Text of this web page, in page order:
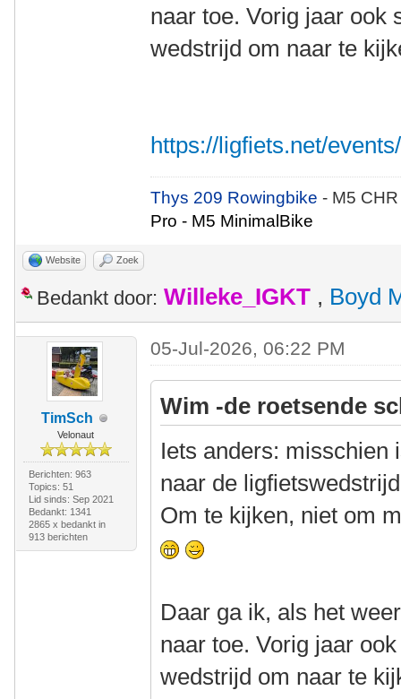
naar toe. Vorig jaar ook
wedstrijd om naar te
https://ligfiets.net/
Thys 209 Rowingbike- M5
Pro - M5 MinimalBike
Website Zoek
Bedankt door: Willeke_IGKT , Boyd
TimSch
Velonaut
Berichten: 963
Topics: 51
Lid sinds: Sep 2021
Bedankt: 1341
2865 x bedankt in
913 berichten
05-Jul-2026, 06:22 PM
Wim -de roetsende
Iets anders: misschien
naar de
Om te kijken, niet om
Daar ga ik, als het
naar toe. Vorig jaar
wedstrijd om naar te